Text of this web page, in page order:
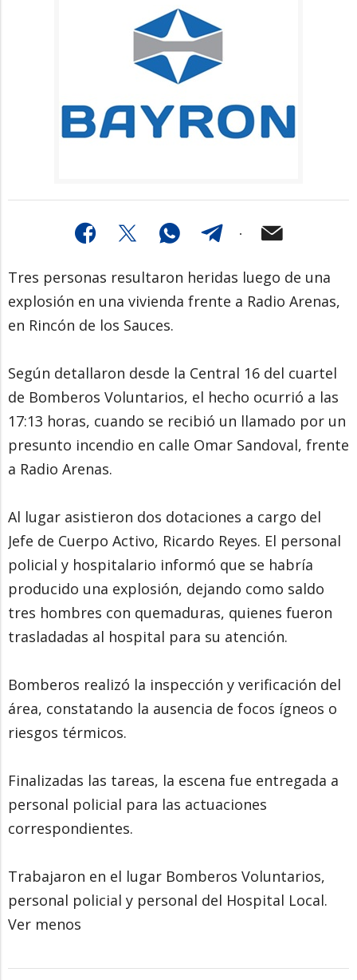
Tres personas resultaron heridas luego de una
explosión en una vivienda frente a Radio Arenas,
en Rincón de los Sauces.
Según detallaron desde la Central 16 del cuartel
de Bomberos Voluntarios, el hecho ocurrió a las
17:13 horas, cuando se recibió un llamado por un
presunto incendio en calle Omar Sandoval, frente
a Radio Arenas.
Al lugar asistieron dos dotaciones a cargo del
Jefe de Cuerpo Activo, Ricardo Reyes. El personal
policial y hospitalario informó que se habría
producido una explosión, dejando como saldo
tres hombres con quemaduras, quienes fueron
trasladadas al hospital para su atención.
Bomberos realizó la inspección y verificación del
área, constatando la ausencia de focos ígneos o
riesgos térmicos.
Finalizadas las tareas, la escena fue entregada a
personal policial para las actuaciones
correspondientes.
Trabajaron en el lugar Bomberos Voluntarios,
personal policial y personal del Hospital Local.
Ver menos